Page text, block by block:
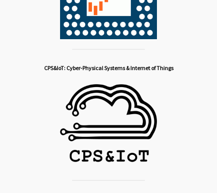
CPS&IoT: Cyber-Physical Systems & Internet of Things